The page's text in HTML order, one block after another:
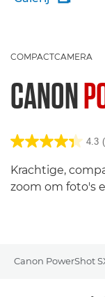
COMPACTCAMERA
CANON
4.3
Krachtige,
zoom om foto's
Canon PowerShot